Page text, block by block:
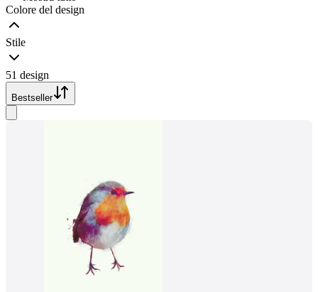
Colore del design
Stile
51 design
Bestseller